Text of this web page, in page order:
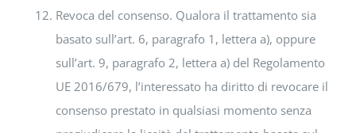
Revoca del consenso. Qualora il trattamento sia
basato sull’art. 6, paragrafo 1, lettera a), oppure
sull’art. 9, paragrafo 2, lettera a) del Regolamento
UE 2016/679, l’interessato ha diritto di revocare il
consenso prestato in qualsiasi momento senza